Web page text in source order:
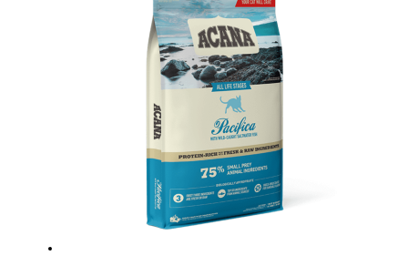
producto
tiene
múltiples
variantes.
Las
opciones
se
pueden
elegir
en